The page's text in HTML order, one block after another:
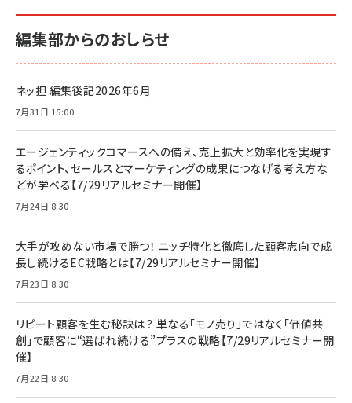
編集部からのおしらせ
ネッ担 編集後記2026年6月
7月31日 15:00
エージェンティックコマースへの備え、売上拡大と効率化を実現す
るポイント、セールスとマーケティングの成果につなげる考え方な
どが学べる【7/29リアルセミナー開催】
7月24日 8:30
大手が攻めない市場で勝つ！ ニッチ特化と徹底した顧客志向で成
長し続けるEC戦略とは【7/29リアルセミナー開催】
7月23日 8:30
リピート顧客を生む秘訣は？ 単なる「モノ売り」ではなく「価値共
創」で顧客に“選ばれ続ける”プラスの戦略【7/29リアルセミナー開
催】
7月22日 8:30